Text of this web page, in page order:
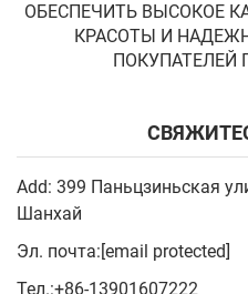
ОБЕСПЕЧИТЬ ВЫСОКОЕ
КРАСОТЫ И
ПОКУПАТЕЛЕЙ
Add: 399 Паньцзиньская
Шанхай
Эл. почта: [email protected]
Тел.:+86-13901607222